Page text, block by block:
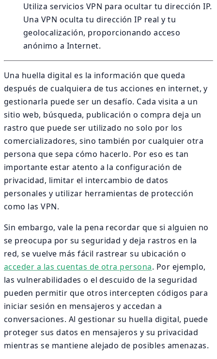
Utiliza servicios VPN para ocultar tu dirección IP.
Una VPN oculta tu dirección IP real y tu
geolocalización, proporcionando acceso
anónimo a Internet.
Una huella digital es la información que queda
después de cualquiera de tus acciones en internet, y
gestionarla puede ser un desafío. Cada visita a un
sitio web, búsqueda, publicación o compra deja un
rastro que puede ser utilizado no solo por los
comercializadores, sino también por cualquier otra
persona que sepa cómo hacerlo. Por eso es tan
importante estar atento a la configuración de
privacidad, limitar el intercambio de datos
personales y utilizar herramientas de protección
como las VPN.
Sin embargo, vale la pena recordar que si alguien no
se preocupa por su seguridad y deja rastros en la
red, se vuelve más fácil rastrear su ubicación o
acceder a las cuentas de otra persona. Por ejemplo,
las vulnerabilidades o el descuido de la seguridad
pueden permitir que otros intercepten códigos para
iniciar sesión en mensajeros y accedan a
conversaciones. Al gestionar su huella digital, puede
proteger sus datos en mensajeros y su privacidad
mientras se mantiene alejado de posibles amenazas.